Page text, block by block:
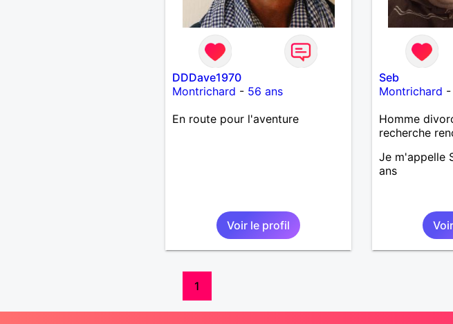
DDDave1970
Montrichard - 56 ans
En route pour l'aventure
Voir le profil
Seb
Montrichard -
Homme
recherche
Je m'appelle
ans
1